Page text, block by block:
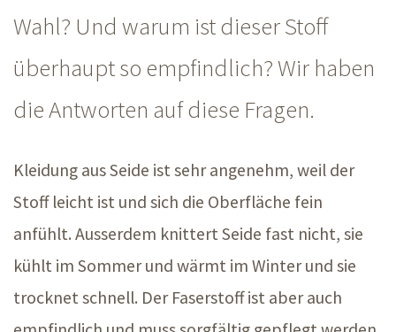
Wahl? Und warum ist dieser Stoff
überhaupt so empfindlich? Wir haben
die Antworten auf diese Fragen.
Kleidung aus Seide ist sehr angenehm, weil der
Stoff leicht ist und sich die Oberfläche fein
anfühlt. Ausserdem knittert Seide fast nicht, sie
kühlt im Sommer und wärmt im Winter und sie
trocknet schnell. Der Faserstoff ist aber auch